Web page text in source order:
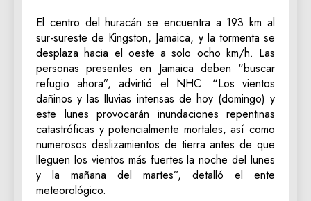
El centro del huracán se encuentra a 193 km al
sur-sureste de Kingston, Jamaica, y la tormenta se
desplaza hacia el oeste a solo ocho km/h. Las
personas presentes en Jamaica deben “buscar
refugio ahora”, advirtió el NHC. “Los vientos
dañinos y las lluvias intensas de hoy (domingo) y
este lunes provocarán inundaciones repentinas
catastróficas y potencialmente mortales, así como
numerosos deslizamientos de tierra antes de que
lleguen los vientos más fuertes la noche del lunes
y la mañana del martes”, detalló el ente
meteorológico.